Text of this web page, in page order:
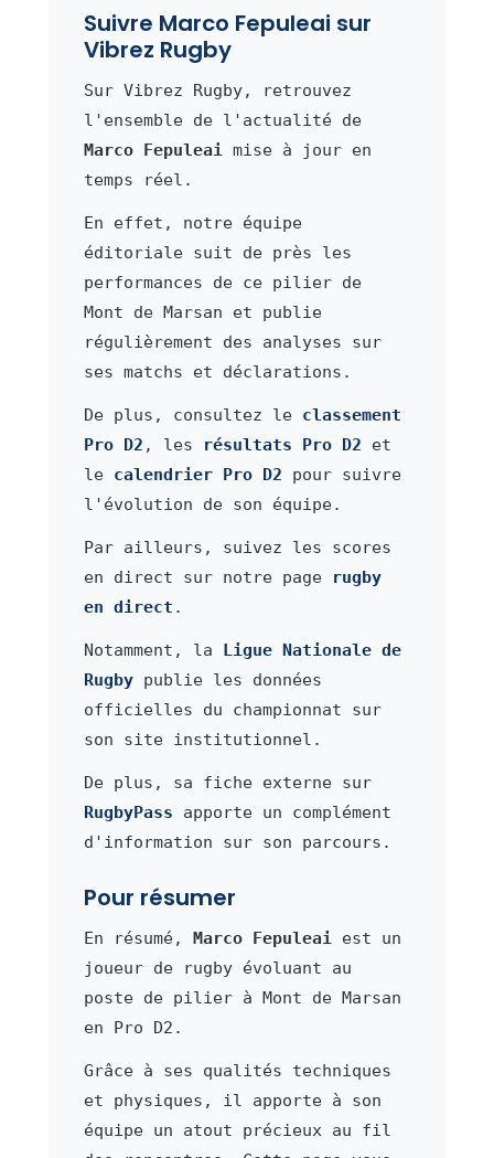
Suivre Marco Fepuleai sur
Vibrez Rugby
Sur Vibrez Rugby, retrouvez
l'ensemble de l'actualité de
Marco Fepuleaimise à jour en
temps réel.
En effet, notre équipe
éditoriale suit de près les
performances de ce pilier de
Mont de Marsan et publie
régulièrement des analyses sur
ses matchs et déclarations.
De plus, consultez le classement
Pro D2 , les résultats Pro D2 et
le calendrier Pro D2 pour suivre
l'évolution de son équipe.
Par ailleurs, suivez les scores
en direct sur notre page
rugby
en direct .
Notamment, la
Ligue Nationale de
Rugbypublie les données
officielles du championnat sur
son site institutionnel.
De plus, sa fiche externe sur
RugbyPass apporte un complément
d'information sur son parcours.
Pour résumer
En résumé, Marco Fepuleaiest un
joueur de rugby évoluant au
poste de pilier à Mont de Marsan
en Pro D2.
Grâce à ses qualités techniques
et physiques, il apporte à son
équipe un atout précieux au fil